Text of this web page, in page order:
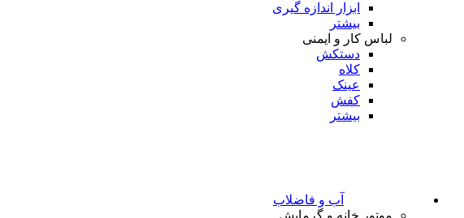
ابزار اندازه گیری
بیشتر
لباس کار و ایمنی
دستکش
کلاه
عینک
کفش
بیشتر
آب و فاضلاب
موتور خانه و گرمایش